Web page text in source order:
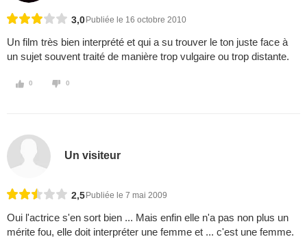
3,0 Publiée le 16 octobre 2010
Un film très bien interprété et qui a su trouver le ton juste face à
un sujet souvent traité de manière trop vulgaire ou trop distante.
0 0
Un visiteur
2,5 Publiée le 7 mai 2009
Oui l'actrice s'en sort bien ... Mais enfin elle n'a pas non plus un
mérite fou, elle doit interpréter une femme et ... c'est une femme.